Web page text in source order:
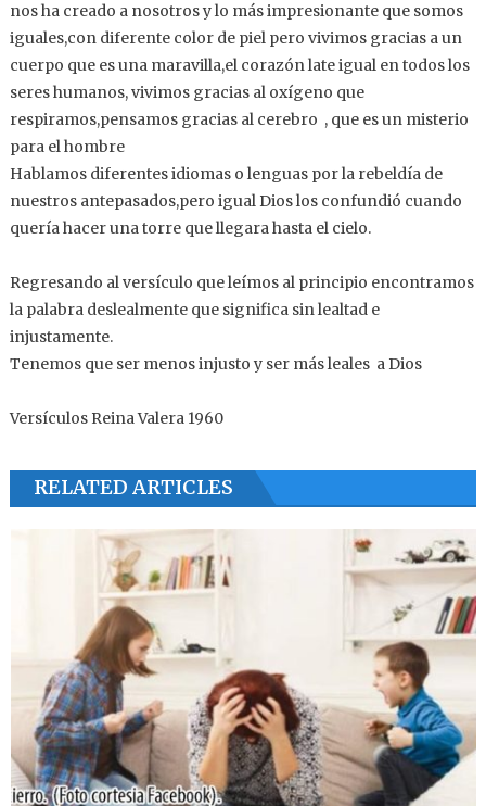
nos ha creado a nosotros y lo más impresionante que somos
iguales,con diferente color de piel pero vivimos gracias a un
cuerpo que es una maravilla,el corazón late igual en todos los
seres humanos, vivimos gracias al oxígeno que
respiramos,pensamos gracias al cerebro , que es un misterio
para el hombre
Hablamos diferentes idiomas o lenguas por la rebeldía de
nuestros antepasados,pero igual Dios los confundió cuando
quería hacer una torre que llegara hasta el cielo.
Regresando al versículo que leímos al principio encontramos
la palabra deslealmente que significa sin lealtad e
injustamente.
Tenemos que ser menos injusto y ser más leales a Dios
Versículos Reina Valera 1960
RELATED ARTICLES